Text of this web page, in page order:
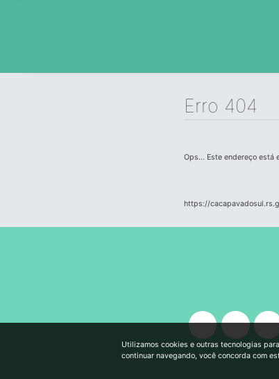
Erro 404
Ops... Este endereço está
https://
Utilizamos cookies e outras tecnologias
continuar navegando, você concorda com